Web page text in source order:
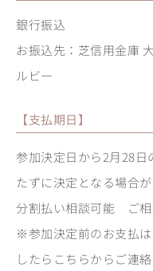
銀行振込
お振込先：芝信用金庫
ルビー
【支払期日】
参加決定日から2月28
たずに決定となる場合が
分割払い相談可能 ご相
※参加決定前のお支払
したらこちらからご連絡